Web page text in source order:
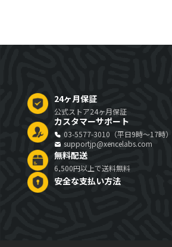
24ヶ月保証
公式ストア24ヶ月保証
カスタマーサポート
03-5577-3010（平日9時～17時）
supportjp@xencelabs.com
無料配送
6,500円以上で送料無料
安全な支払い方法